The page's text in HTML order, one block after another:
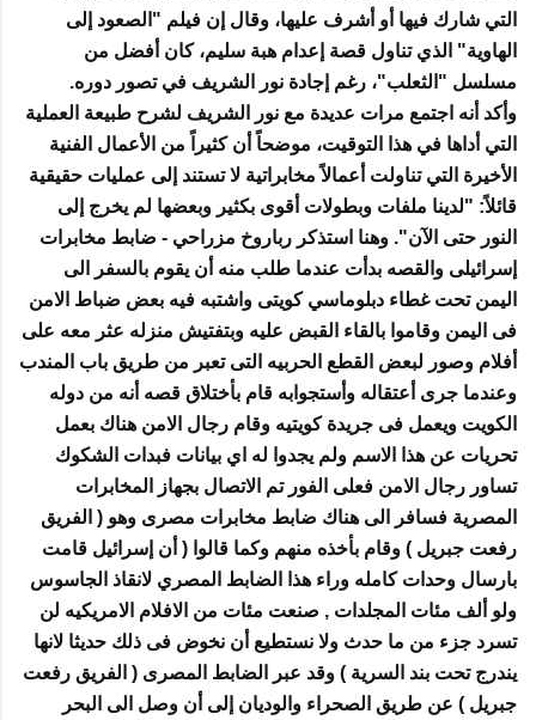
التي شارك فيها أو أشرف عليها، وقال إن فيلم "الصعود إلى
الهاوية" الذي تناول قصة إعدام هبة سليم، كان أفضل من
مسلسل "الثعلب"، رغم إجادة نور الشريف في تصور دوره.
وأكد أنه اجتمع مرات عديدة مع نور الشريف لشرح طبيعة العملية
التي أداها في هذا التوقيت، موضحاً أن كثيراً من الأعمال الفنية
الأخيرة التي تناولت أعمالاً مخابراتية لا تستند إلى عمليات حقيقية
قائلاً: "لدينا ملفات وبطولات أقوى بكثير وبعضها لم يخرج إلى
النور حتى الآن". وهنا استذكر رباروخ مزراحي - ضابط مخابرات
إسرائيلى والقصه بدأت عندما طلب منه أن يقوم بالسفر الى
اليمن تحت غطاء دبلوماسي كويتى واشتبه فيه بعض ضباط الامن
فى اليمن وقاموا بالقاء القبض عليه وبتفتيش منزله عثر معه على
أفلام وصور لبعض القطع الحربيه التى تعبر من طريق باب المندب
وعندما جرى أعتقاله وأستجوابه قام بأختلاق قصه أنه من دوله
الكويت ويعمل فى جريدة كويتيه وقام رجال الامن هناك بعمل
تحريات عن هذا الاسم ولم يجدوا له اي بيانات فبدات الشكوك
تساور رجال الامن فعلى الفور تم الاتصال بجهاز المخابرات
المصرية فسافر الى هناك ضابط مخابرات مصرى وهو ( الفريق
رفعت جبريل ) وقام بأخذه منهم وكما قالوا ( أن إسرائيل قامت
بارسال وحدات كامله وراء هذا الضابط المصري لانقاذ الجاسوس
ولو ألف مئات المجلدات , صنعت مئات من الافلام الامريكيه لن
تسرد جزء من ما حدث ولا نستطيع أن نخوض فى ذلك حديثا لانها
يندرج تحت بند السرية ) وقد عبر الضابط المصرى ( الفريق رفعت
جبريل ) عن طريق الصحراء والوديان إلى أن وصل الى البحر